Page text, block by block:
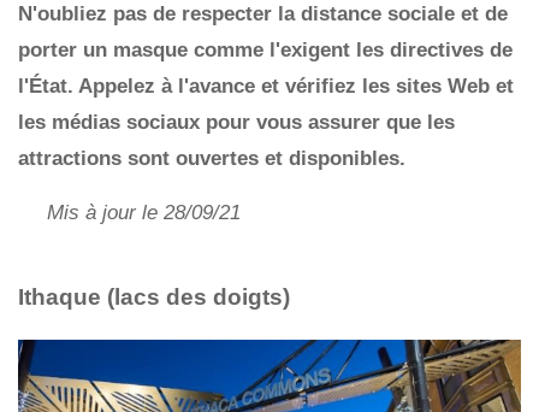
N'oubliez pas de respecter la distance sociale et de
porter un masque comme l'exigent les directives de
l'État. Appelez à l'avance et vérifiez les sites Web et
les médias sociaux pour vous assurer que les
attractions sont ouvertes et disponibles.
Mis à jour le 28/09/21
Ithaque (lacs des doigts)